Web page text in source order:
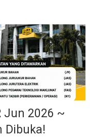
Jun 2026 ~
Dibuka!